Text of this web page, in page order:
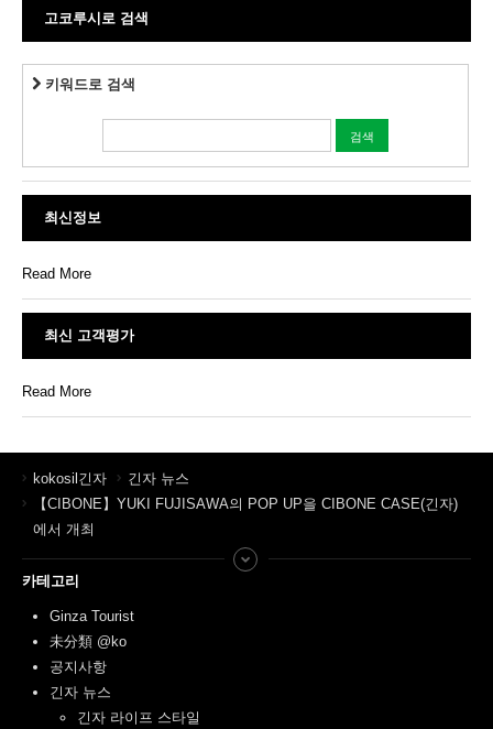
고코루시로 검색
키워드로 검색
최신정보
Read More
최신 고객평가
Read More
kokosil긴자
긴자 뉴스
【CIBONE】YUKI FUJISAWA의 POP UP을 CIBONE CASE(긴자)
에서 개최
카테고리
Ginza Tourist
未分類 @ko
공지사항
긴자 뉴스
긴자 라이프 스타일